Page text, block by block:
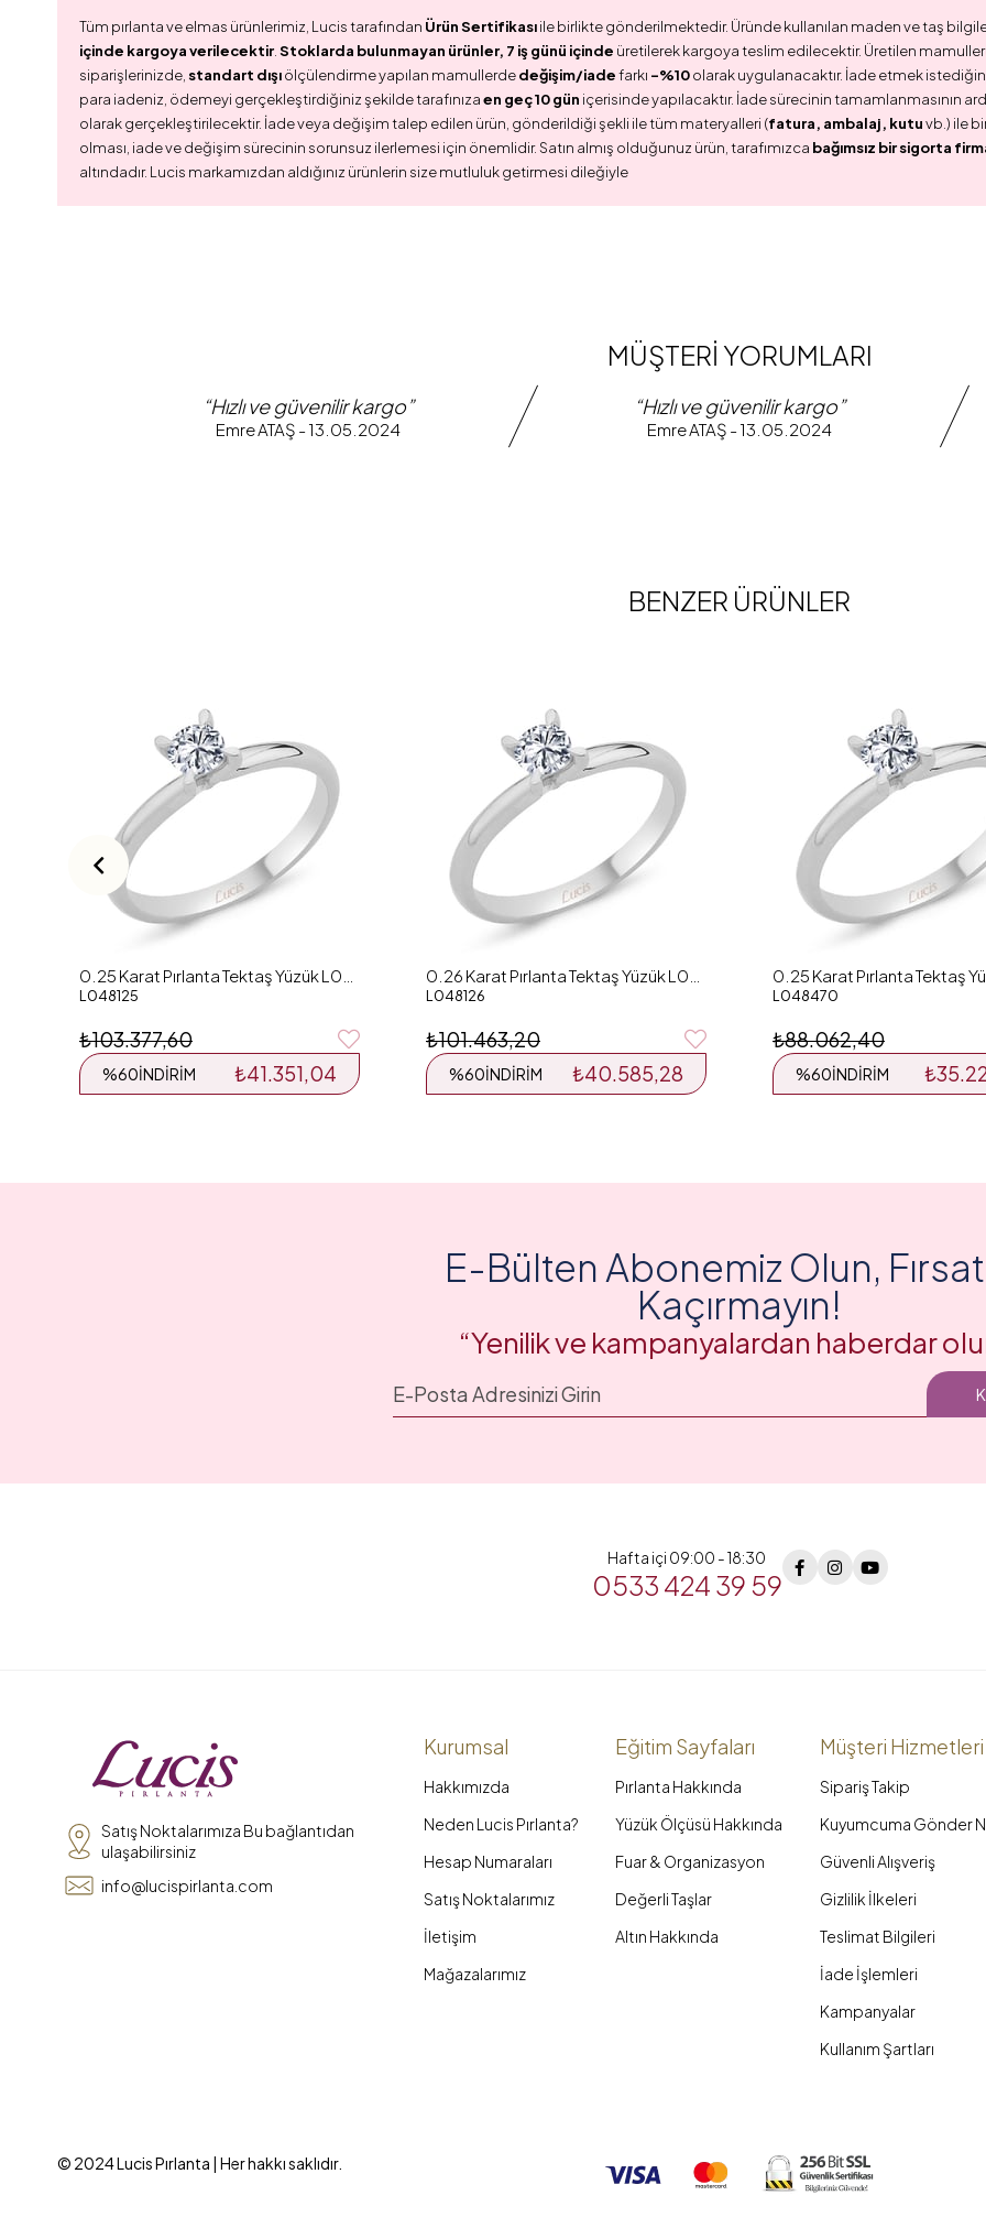
Tüm pırlanta ve elmas ürünlerimiz, Lucis tarafından Ürün Sertifikasıile birlikte gönderilmektedir. Üründe kullanılan maden ve taş
içinde kargoya verilecektir. Stoklarda bulunmayan ürünler, 7 iş günü içinde üretilerek kargoya teslim edilecektir. Üretilen
siparişlerinizde, standart dışıölçülendirme yapılan mamullerdedeğişim/iadefarkı -%10olarak uygulanacaktır. İade etmek
para iadeniz, ödemeyi gerçekleştirdiğiniz şekilde tarafınızaen geç 10 gün içerisinde yapılacaktır. İade sürecinin tamamlanmasının
olarak gerçekleştirilecektir. İade veya değişim talep edilen ürün, gönderildiği şekli ile tüm materyalleri (fatura, ambalaj, kutuvb.) ile
olması, iade ve değişim sürecinin sorunsuz ilerlemesi için önemlidir. Satın almış olduğunuz ürün, tarafımızca bağımsız bir sigorta
altındadır. Lucis markamızdan aldığınız ürünlerin size mutluluk getirmesi dileğiyle
MÜŞTERİ YORUMLARI
“Hızlı ve güvenilir kargo”
Emre ATAŞ - 13.05.2024
“Hızlı ve güvenilir kargo”
Emre ATAŞ - 13.05.2024
BENZER ÜRÜNLER
L048125
₺41.351,04
%60İNDIRIM
₺103.377,60
L048126
₺40.585,28
%60İNDIRIM
₺101.463,20
L048470
%60İNDIRIM
₺88.062,40
E-Bülten Abonemiz Olun,
Kaçırmayın!
“Yenilik ve kampanyalardan haberdar
Hafta içi 09:00 - 18:30
0533 424 39 59
Satış Noktalarımıza Bu bağlantıdan
ulaşabilirsiniz
info@lucispirlanta.com
Kurumsal
Hakkımızda
Neden Lucis Pırlanta?
Hesap Numaraları
Satış Noktalarımız
İletişim
Mağazalarımız
Eğitim Sayfaları
Pırlanta Hakkında
Yüzük Ölçüsü Hakkında
Fuar & Organizasyon
Değerli Taşlar
Altın Hakkında
Müşteri Hizmetleri
Sipariş Takip
Kuyumcuma Gönder
Güvenli Alışveriş
Gizlilik İlkeleri
Teslimat Bilgileri
İade İşlemleri
Kampanyalar
Kullanım Şartları
© 2024 Lucis Pırlanta | Her hakkı saklıdır.